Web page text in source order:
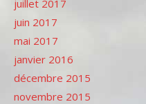
juillet 2017
juin 2017
mai 2017
janvier 2016
décembre 2015
novembre 2015